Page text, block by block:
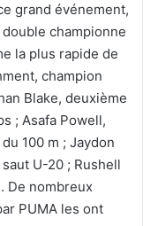
grand événement,
championne
la plus rapide de
champion
Blake, deuxième
; Asafa Powell,
100 m ; Jaydon
U-20 ; Rushell
De nombreux
PUMA les ont